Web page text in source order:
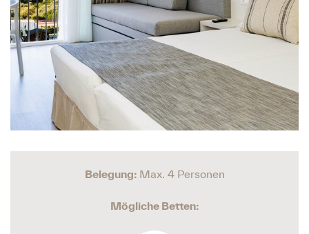
Belegung:Max. 4 Personen
Mögliche Betten: